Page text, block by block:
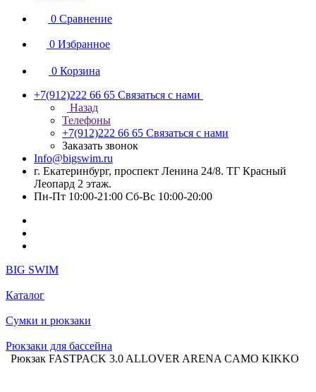
0 Сравнение
0 Избранное
0 Корзина
+7(912)222 66 65 Связаться с нами
Назад
Телефоны
+7(912)222 66 65 Связаться с нами
Заказать звонок
Info@bigswim.ru
г. Екатеринбург, проспект Ленина 24/8. ТГ Красный
Леопард 2 этаж.
Пн-Пт 10:00-21:00 Сб-Вс 10:00-20:00
BIG SWIM
Каталог
Сумки и рюкзаки
Рюкзаки для бассейна
Рюкзак FASTPACK 3.0 ALLOVER ARENA CAMO KIKKO